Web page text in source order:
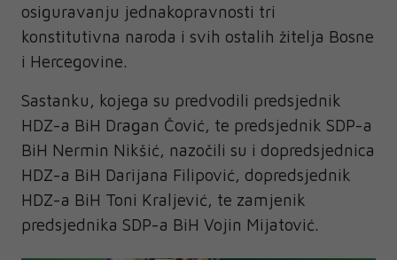
osiguravanju jednakopravnosti tri
konstitutivna naroda i svih ostalih žitelja Bosne
i Hercegovine.
Sastanku, kojega su predvodili predsjednik
HDZ-a BiH Dragan Čović, te predsjednik SDP-a
BiH Nermin Nikšić, nazočili su i dopredsjednica
HDZ-a BiH Darijana Filipović, dopredsjednik
HDZ-a BiH Toni Kraljević, te zamjenik
predsjednika SDP-a BiH Vojin Mijatović.